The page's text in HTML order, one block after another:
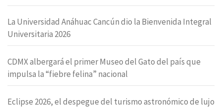
La Universidad Anáhuac Cancún dio la Bienvenida Integral
Universitaria 2026
CDMX albergará el primer Museo del Gato del país que
impulsa la “fiebre felina” nacional
Eclipse 2026, el despegue del turismo astronómico de lujo